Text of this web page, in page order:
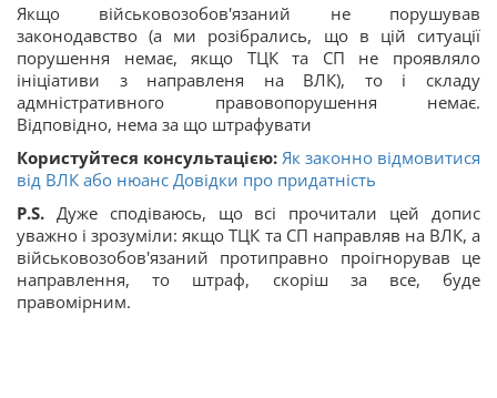
Якщо військовозобов'язаний не порушував
законодавство (а ми розібрались, що в цій ситуації
порушення немає, якщо ТЦК та СП не проявляло
ініціативи з направленя на ВЛК), то і складу
адмністративного правовопорушення немає.
Відповідно, нема за що штрафувати
Користуйтеся консультацією: Як законно відмовитися
від ВЛК або нюанс Довідки про придатність
P.S. Дуже сподіваюсь, що всі прочитали цей допис
уважно і зрозуміли: якщо ТЦК та СП направляв на ВЛК, а
військовозобов'язаний протиправно проігнорував це
направлення, то штраф, скоріш за все, буде
правомірним.